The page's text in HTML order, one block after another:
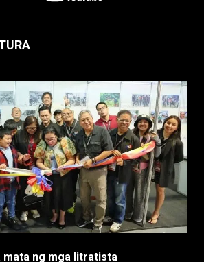
mata ng mga litratista